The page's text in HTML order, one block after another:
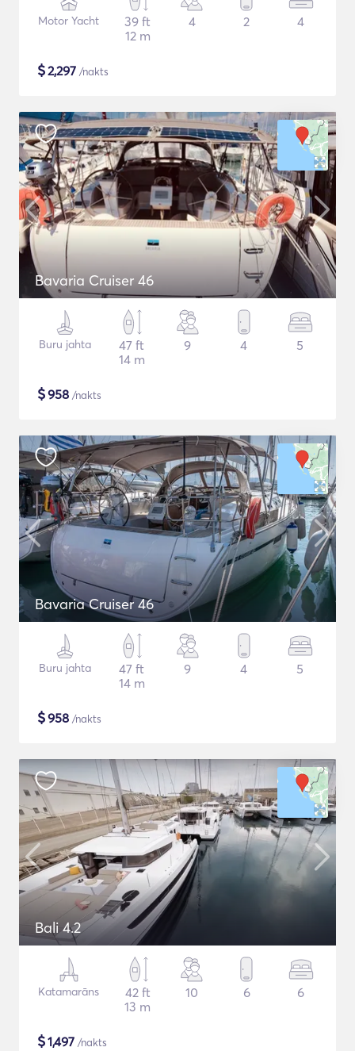
Motor Yacht
39 ft
12 m
4 2 4
$2,297 /nakts
Bavaria Cruiser 46
Buru jahta
47 ft
14 m
9 4 5
$958 /nakts
Bavaria Cruiser 46
Buru jahta
47 ft
14 m
9 4 5
$958 /nakts
Bali 4.2
Katamarāns
42 ft
13 m
10 6 6
$1,497 /nakts